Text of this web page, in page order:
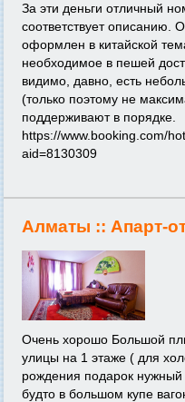
За эти деньги отличный
соответствует описанию.
оформлен в китайской
необходимое в пешей
видимо, давно, есть
(только поэтому не
поддерживают в порядке.
https://www.booking.com/
aid=8130309
Алматы :: Апарт-
Очень хорошо Большой
улицы на 1 этаже ( для
рождения подарок
будто в большом купе